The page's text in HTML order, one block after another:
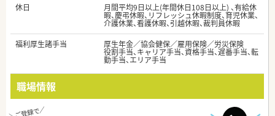
休日
月間平均9日以上(年間休日108日以上) 、有給休
暇、慶弔休暇、リフレッシュ休暇制度、育児休業、
介護休業、看護休暇、引越休暇、裁判員休暇
福利厚生諸手当
厚生年金／協会健保／雇用保険／労災保険
役割手当、キャリア手当、資格手当、遅番手当、転
勤手当、エリア手当
職場情報